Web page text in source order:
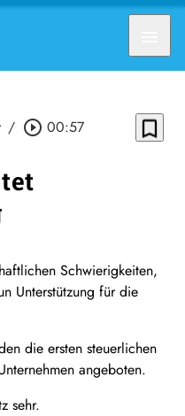
/ play_circle_outline 00:57 bookmark_border
Schwierigkeiten,
Unterstützung für die
die ersten steuerlichen
angeboten.
sehr.